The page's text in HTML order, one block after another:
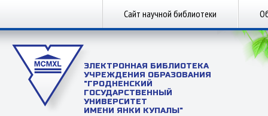
Сайт научной библиотеки
ЭЛЕКТРОННАЯ БИБЛИОТЕКА
УЧРЕЖДЕНИЯ ОБРАЗОВАНИЯ
"ГРОДНЕНСКИЙ
ГОСУДАРСТВЕННЫЙ
УНИВЕРСИТЕТ
ИМЕНИ ЯНКИ КУПАЛЫ"